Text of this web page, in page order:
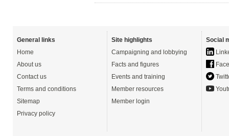
General links
Home
About us
Contact us
Terms and conditions
Sitemap
Privacy policy
Site highlights
Campaigning and lobbying
Facts and figures
Events and training
Member resources
Member login
Social